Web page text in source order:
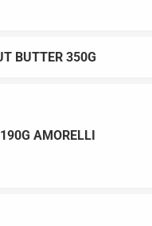
BUTTER 350G
AMORELLI